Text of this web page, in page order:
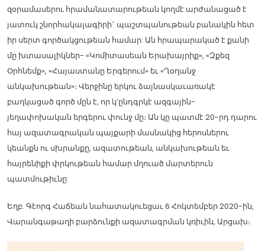
զօրամասերու հրամանատարութեան կողմէ արժանացած է
յատուկ շնորհակալագիրի` պաշտպանութեան բանակին հետ
իր սերտ գործակցութեան համար: Ան հրապարակած է քանի
մը խտասալիկներ- «Կոմիտասեան Երախայրիք», «Զքեզ
Օրհնեմք», «Հայաստանը Երգերում» եւ «Ղօղանջ
անկախութեան»։ Վերջինը երկու ձայնասկաւառակէ
բաղկացած գործ մըն է, որ կ’ընդգրկէ ազգային-
յեղափոխական երգերու փունջ մը։ Ան կը պատմէ 20-րդ դարու
հայ ազատագրական պայքարի մասնակից հերոսներու
կեանքն ու սխրանքը, ազատութեան, անկախութեան եւ
հայրենիքի փրկութեան համար մղուած մարտերուն
պատմութիւնը:
Եղբ. Գէորգ Հաճեան նահատակուեցաւ 6 Հոկտեմբեր 2020-ին,
Վարանգաթաղի բարձունքի ազատագրման կռիւին, Արցախ։